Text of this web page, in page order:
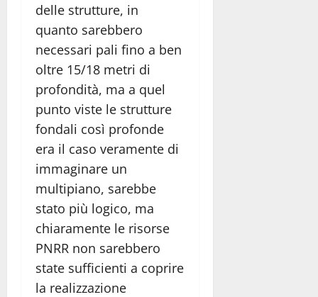
delle strutture, in
quanto sarebbero
necessari pali fino a ben
oltre 15/18 metri di
profondità, ma a quel
punto viste le strutture
fondali così profonde
era il caso veramente di
immaginare un
multipiano, sarebbe
stato più logico, ma
chiaramente le risorse
PNRR non sarebbero
state sufficienti a coprire
la realizzazione